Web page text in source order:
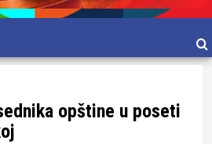
opštine u poseti